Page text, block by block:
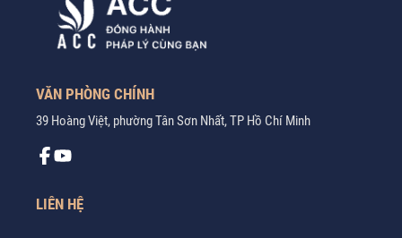
VĂN PHÒNG CHÍNH
39 Hoàng Việt, phường Tân Sơn Nhất, TP Hồ Chí Minh
LIÊN HỆ